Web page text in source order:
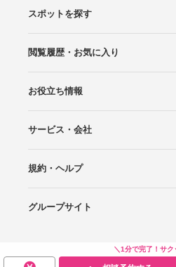
＼1分で完了！サ
エリアから探す
こだわりから探す
NEW PHOTO STYLE
プランから探す
フォトタイプ診断
フォトグラファーから探す
国内リゾートから探す
スポットを探す
ロケーションから探す
スタジオから探す
閲覧履歴・お気に入り
閲覧スタジオ
お気に入り
お役立ち情報
Wedding Photo マガジン
はじめてガイド
サービス・会社
Photoraitとは
スタジオの掲載について
お問い合わせ
運営会社
サイトマップ
規約・ヘルプ
プライバシーポリシー
利用規約
ヘルプ
グループサイト
Wedding Park 海外